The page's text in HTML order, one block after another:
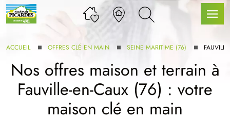
GAMME
ACCUEIL OFFRES CLÉ EN MAIN SEINE MARITIME (76)
Nos offres maison et terrain à
Fauville-en-Caux (76) : votre
maison clé en main